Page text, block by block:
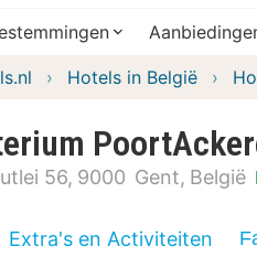
Hotels in België
56 9000 Gent België
Extra's en Activiteiten